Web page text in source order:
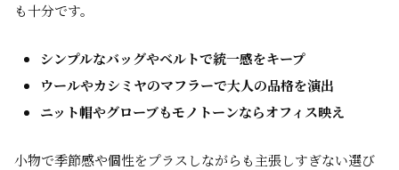
も十分です。
シンプルなバッグやベルトで統一感をキープ
ウールやカシミヤのマフラーで大人の品格を演出
ニット帽やグローブもモノトーンならオフィス映え
小物で季節感や個性をプラスしながらも主張しすぎない選び